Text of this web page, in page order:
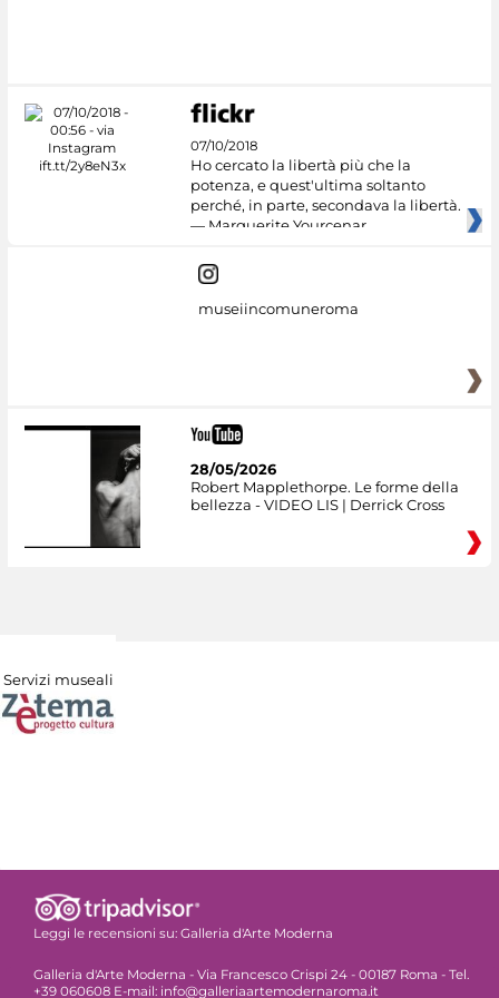
07/10/2018
Ho cercato la libertà più che la
potenza, e quest'ultima soltanto
perché, in parte, secondava la libertà.
— Marguerite Yourcenar
museiincomuneroma
28/05/2026
Robert Mapplethorpe. Le forme della
bellezza - VIDEO LIS | Derrick Cross
Servizi museali
Leggi le recensioni su: Galleria d'Arte Moderna
Galleria d'Arte Moderna - Via Francesco Crispi 24 - 00187 Roma - Tel.
+39 060608 E-mail: info@galleriaartemodernaroma.it